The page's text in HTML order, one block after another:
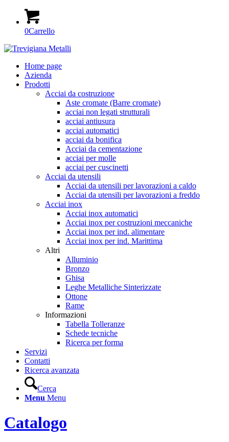
0Carrello
Home page
Azienda
Prodotti
Acciai da costruzione
Aste cromate (Barre cromate)
acciai non legati strutturali
acciai antiusura
acciai automatici
acciai da bonifica
Acciai da cementazione
acciai per molle
acciai per cuscinetti
Acciai da utensili
Acciai da utensili per lavorazioni a caldo
Acciai da utensili per lavorazioni a freddo
Acciai inox
Acciai inox automatici
Acciai inox per costruzioni meccaniche
Acciai inox per ind. alimentare
Acciai inox per ind. Marittima
Altri
Alluminio
Bronzo
Ghisa
Leghe Metalliche Sinterizzate
Ottone
Rame
Informazioni
Tabella Tolleranze
Schede tecniche
Ricerca per forma
Servizi
Contatti
Ricerca avanzata
Cerca
Menu Menu
Catalogo